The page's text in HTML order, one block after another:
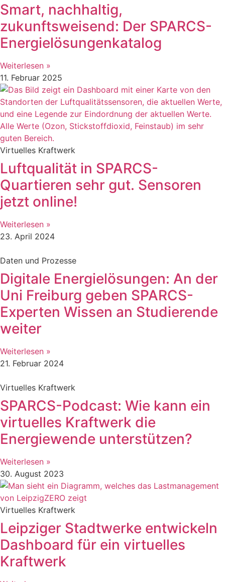
Smart, nachhaltig,
zukunftsweisend: Der SPARCS-
Energielösungenkatalog
Weiterlesen »
11. Februar 2025
Virtuelles Kraftwerk
Luftqualität in SPARCS-
Quartieren sehr gut. Sensoren
jetzt online!
Weiterlesen »
23. April 2024
Daten und Prozesse
Digitale Energielösungen: An der
Uni Freiburg geben SPARCS-
Experten Wissen an Studierende
weiter
Weiterlesen »
21. Februar 2024
Virtuelles Kraftwerk
SPARCS-Podcast: Wie kann ein
virtuelles Kraftwerk die
Energiewende unterstützen?
Weiterlesen »
30. August 2023
Virtuelles Kraftwerk
Leipziger Stadtwerke entwickeln
Dashboard für ein virtuelles
Kraftwerk